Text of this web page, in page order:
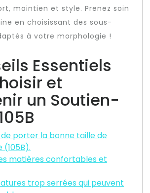
maintien et style. Prenez soin
en choisissant des sous-
à votre morphologie !
Essentiels
et
un Soutien-
porter la bonne taille de
matières confortables et
trop serrées qui peuvent